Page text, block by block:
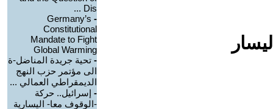
Dis ...
-
Germany’s
Constitutional
Mandate to Fight
Global Warming
- تحية جريدة المناضل-ة
الى مؤتمر حزب النهج
الديمقراطي العمالي ...
- إسرائيل.. حركة
-الوقوف معا- اليسارية